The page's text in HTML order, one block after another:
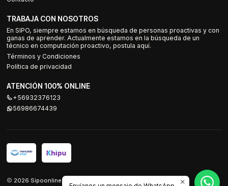
TRABAJA CON NOSOTROS
En SIPO, siempre estamos en búsqueda de personas proactivas y con
ganas de aprender. Actualmente estamos en la búsqueda de un
técnico en computación proactivo, postula aquí.
Términos y Condiciones
Política de privacidad
ATENCIÓN 100% ONLINE
+56932376123
56986674439
2026 Sipoonline.